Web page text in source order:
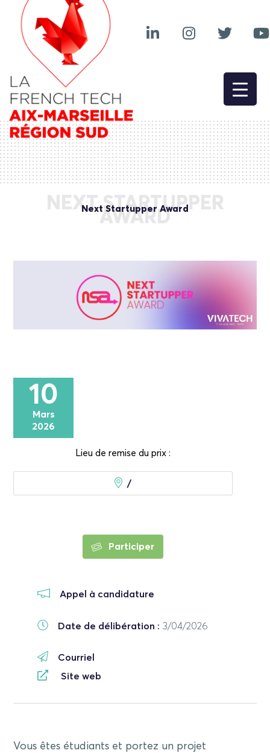
NEXT STARTUPPER
AWARD
Next Startupper Award
10
Mars
2026
Lieu de remise du prix :
/
Participer
Appel à candidature
Date de délibération : 3/04/2026
Courriel
Site web
Vous êtes étudiants et portez un projet